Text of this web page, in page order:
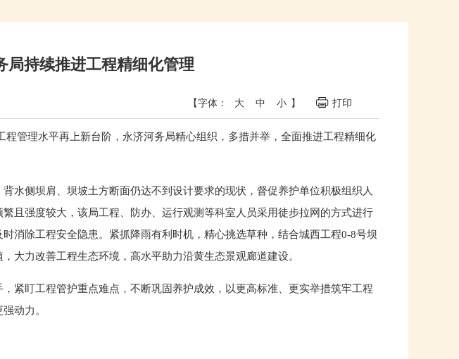
局持续推进工程精细化管理
【字体： 大 中 小 】 打印
管理水平再上新台阶，永济河务局精心组织，多措并举，全面推进工程精细化
水侧坝肩、坝坡土方断面仍达不到设计要求的现状，督促养护单位积极组织人
且强度较大，该局工程、防办、运行观测等科室人员采用徒步拉网的方式进行
消除工程安全隐患。紧抓降雨有利时机，精心挑选草种，结合城西工程0-8号坝
大力改善工程生态环境，高水平助力沿黄生态景观廊道建设。
紧盯工程管护重点难点，不断巩固养护成效，以更高标准、更实举措筑牢工程
动力。